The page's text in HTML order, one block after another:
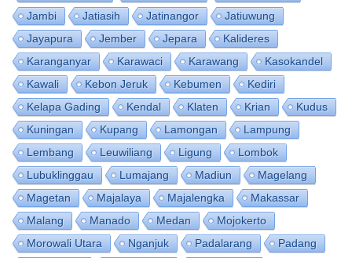
Jambi
Jatiasih Jatinangor
Jatiuwung
Jayapura
Jember Jepara
Kalideres
Karanganyar
Karawaci Karawang
Kasokandel
Kawali
Kebon Jeruk Kebumen
Kediri
Kelapa Gading
Kendal Klaten Krian
Kudus
Kuningan
Kupang Lamongan
Lampung
Lembang
Leuwiliang Ligung
Lombok
Lubuklinggau
Lumajang Madiun
Magelang
Magetan
Majalaya Majalengka
Makassar
Malang
Manado Medan
Mojokerto
Morowali Utara
Nganjuk Padalarang
Padang